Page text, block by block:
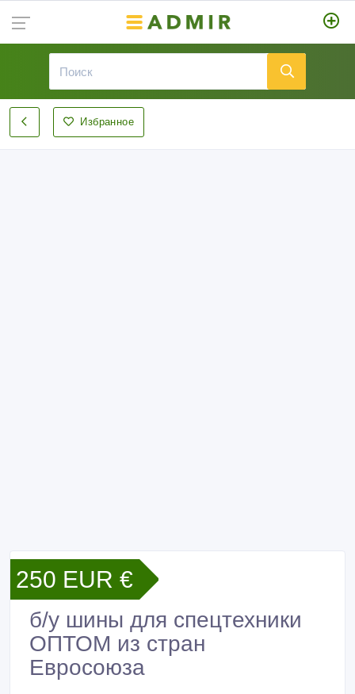
Избранное
250 EUR €
б/у шины для спецтехники
ОПТОМ из стран
Евросоюза